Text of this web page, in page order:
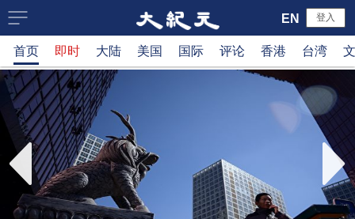
大
纪
元
新
闻
登入
EN
首页 即时 大陆 美国 国际 评论 香港 台湾